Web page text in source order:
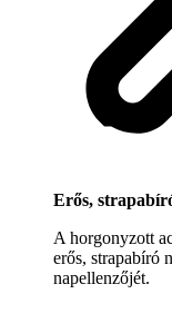
Erős,
A horgonyzott
erős, strapabíró
napellenzőjét.